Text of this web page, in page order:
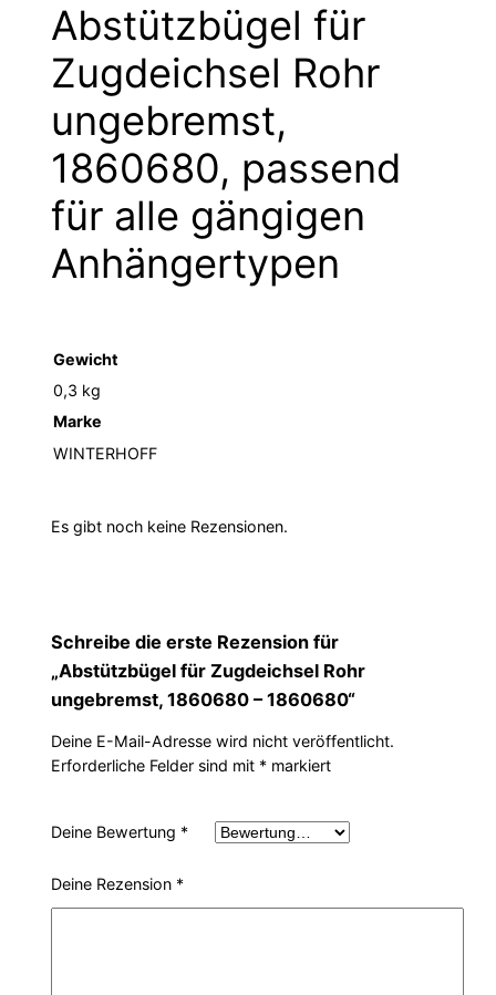
Abstützbügel für
Zugdeichsel Rohr
ungebremst,
1860680, passend
für alle gängigen
Anhängertypen
Gewicht
0,3 kg
Marke
WINTERHOFF
Es gibt noch keine Rezensionen.
Schreibe die erste Rezension für
„Abstützbügel für Zugdeichsel Rohr
ungebremst, 1860680 – 1860680“
Deine E-Mail-Adresse wird nicht veröffentlicht.
Erforderliche Felder sind mit * markiert
Deine Bewertung *
Deine Rezension *